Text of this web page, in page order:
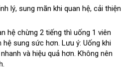
lẻ
lýtiki
, sung mãn khi quan hệnổi
, cải thiện
hệ chừng 2 tiếng thì uống 1 viên
hệ sung sức hơnkhuyến
mãi
. Lưu ý: Uống khi
và hiệu quả hơnbình
. Không nên